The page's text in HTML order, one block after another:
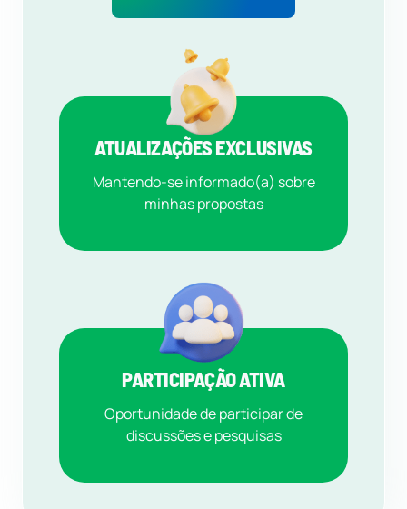
ATUALIZAÇÕES EXCLUSIVAS
Mantendo-se informado(a) sobre
minhas propostas
PARTICIPAÇÃO ATIVA
Oportunidade de participar de
discussões e pesquisas